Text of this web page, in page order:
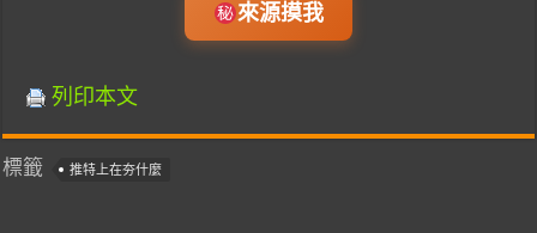
來源摸我
列印本文
標籤 推特上在夯什麼